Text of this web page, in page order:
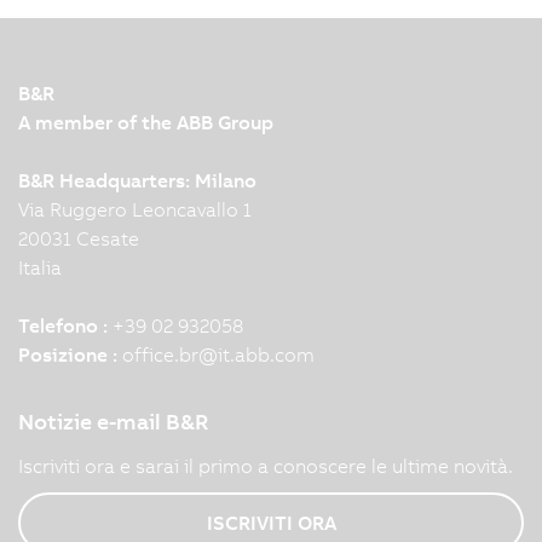
B&R
A member of the ABB Group
B&R Headquarters: Milano
Via Ruggero Leoncavallo 1
20031 Cesate
Italia
Telefono : +39 02 932058
Posizione : office.br@it.abb.com
Notizie e-mail B&R
Iscriviti ora e sarai il primo a conoscere le ultime novità.
ISCRIVITI ORA